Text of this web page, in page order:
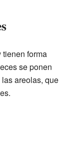
tienen forma
se ponen
areolas, que